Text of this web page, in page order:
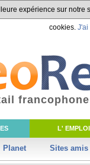
expérience sur
cookies. J'ai
L' EMPLOI
Planet Sites amis